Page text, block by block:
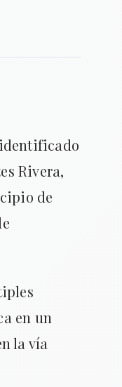
identificado
Rivera,
de
en un
la vía